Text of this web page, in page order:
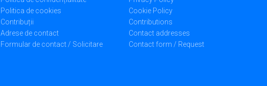
Politica de cookies
Contribuții
Adrese de contact
Formular de contact / Solicitare
Cookie Policy
Contributions
Contact addresses
Contact form / Request